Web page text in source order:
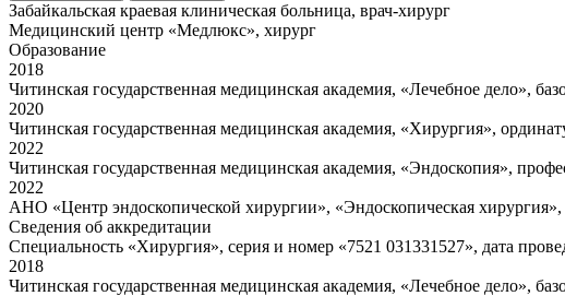
Забайкальская краевая клиническая больница, врач-хирург
Медицинский центр «Медлюкс», хирург
Образование
2018
Читинская государственная медицинская академия, «Лечебное дело»,
2020
Читинская государственная медицинская академия, «Хирургия»,
2022
Читинская государственная медицинская академия, «Эндоскопия»,
2022
АНО «Центр эндоскопической хирургии», «Эндоскопическая
Сведения об аккредитации
Специальность «Хирургия», серия и номер «7521 031331527», дата
2018
Читинская государственная медицинская академия, «Лечебное дело»,